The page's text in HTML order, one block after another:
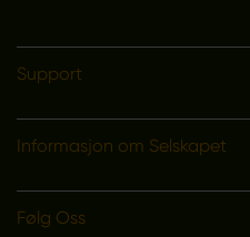
Support
Informasjon om Selskapet
Følg Oss